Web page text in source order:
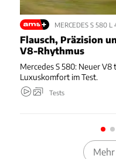
MERCEDES S 580 L
Flausch, Präzision
V8-Rhythmus
Mercedes S 580: Neuer
Luxuskomfort im Test.
Tests